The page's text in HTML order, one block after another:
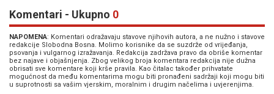
Komentari - Ukupno 0
NAPOMENA: Komentari odražavaju stavove njihovih autora, a ne nužno i stavove
redakcije Slobodna Bosna. Molimo korisnike da se suzdrže od vrijeđanja,
psovanja i vulgarnog izražavanja. Redakcija zadržava pravo da obriše komentar
bez najave i objašnjenja. Zbog velikog broja komentara redakcija nije dužna
obrisati sve komentare koji krše pravila. Kao čitalac također prihvatate
mogućnost da među komentarima mogu biti pronađeni sadržaji koji mogu biti
u suprotnosti sa vašim vjerskim, moralnim i drugim načelima i uvjerenjima.